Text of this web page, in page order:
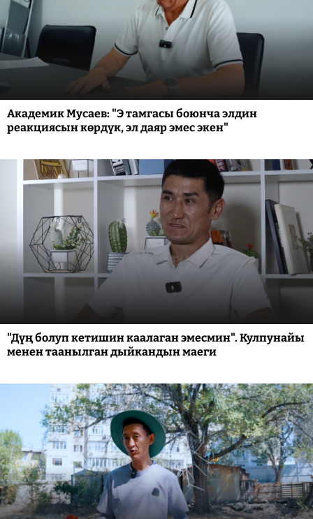
Академик Мусаев: "Э тамгасы боюнча элдин
реакциясын көрдүк, эл даяр эмес экен"
"Дүң болуп кетишин каалаган эмесмин". Кулпунайы
менен таанылган дыйкандын маеги